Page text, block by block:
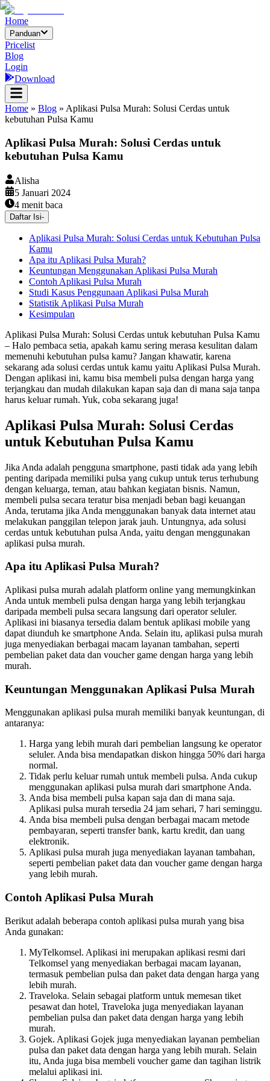
Home
Panduan
Pricelist
Blog
Login
Download
Home » Blog » Aplikasi Pulsa Murah: Solusi Cerdas untuk
kebutuhan Pulsa Kamu
Aplikasi Pulsa Murah: Solusi Cerdas untuk
kebutuhan Pulsa Kamu
Alisha
5 Januari 2024
4 menit baca
Daftar Isi-
Aplikasi Pulsa Murah: Solusi Cerdas untuk Kebutuhan Pulsa
Kamu
Apa itu Aplikasi Pulsa Murah?
Keuntungan Menggunakan Aplikasi Pulsa Murah
Contoh Aplikasi Pulsa Murah
Studi Kasus Penggunaan Aplikasi Pulsa Murah
Statistik Aplikasi Pulsa Murah
Kesimpulan
Aplikasi Pulsa Murah: Solusi Cerdas untuk kebutuhan Pulsa Kamu
– Halo pembaca setia, apakah kamu sering merasa kesulitan dalam
memenuhi kebutuhan pulsa kamu? Jangan khawatir, karena
sekarang ada solusi cerdas untuk kamu yaitu Aplikasi Pulsa Murah.
Dengan aplikasi ini, kamu bisa membeli pulsa dengan harga yang
terjangkau dan mudah dilakukan kapan saja dan di mana saja tanpa
harus keluar rumah. Yuk, coba sekarang juga!
Aplikasi Pulsa Murah: Solusi Cerdas
untuk Kebutuhan Pulsa Kamu
Jika Anda adalah pengguna smartphone, pasti tidak ada yang lebih
penting daripada memiliki pulsa yang cukup untuk terus terhubung
dengan keluarga, teman, atau bahkan kegiatan bisnis. Namun,
membeli pulsa secara teratur bisa menjadi beban bagi keuangan
Anda, terutama jika Anda menggunakan banyak data internet atau
melakukan panggilan telepon jarak jauh. Untungnya, ada solusi
cerdas untuk kebutuhan pulsa Anda, yaitu dengan menggunakan
aplikasi pulsa murah.
Apa itu Aplikasi Pulsa Murah?
Aplikasi pulsa murah adalah platform online yang memungkinkan
Anda untuk membeli pulsa dengan harga yang lebih terjangkau
daripada membeli pulsa secara langsung dari operator seluler.
Aplikasi ini biasanya tersedia dalam bentuk aplikasi mobile yang
dapat diunduh ke smartphone Anda. Selain itu, aplikasi pulsa murah
juga menyediakan berbagai macam layanan tambahan, seperti
pembelian paket data dan voucher game dengan harga yang lebih
murah.
Keuntungan Menggunakan Aplikasi Pulsa Murah
Menggunakan aplikasi pulsa murah memiliki banyak keuntungan, di
antaranya:
Harga yang lebih murah dari pembelian langsung ke operator
seluler. Anda bisa mendapatkan diskon hingga 50% dari harga
normal.
Tidak perlu keluar rumah untuk membeli pulsa. Anda cukup
menggunakan aplikasi pulsa murah dari smartphone Anda.
Anda bisa membeli pulsa kapan saja dan di mana saja.
Aplikasi pulsa murah tersedia 24 jam sehari, 7 hari seminggu.
Anda bisa membeli pulsa dengan berbagai macam metode
pembayaran, seperti transfer bank, kartu kredit, dan uang
elektronik.
Aplikasi pulsa murah juga menyediakan layanan tambahan,
seperti pembelian paket data dan voucher game dengan harga
yang lebih murah.
Contoh Aplikasi Pulsa Murah
Berikut adalah beberapa contoh aplikasi pulsa murah yang bisa
Anda gunakan:
MyTelkomsel. Aplikasi ini merupakan aplikasi resmi dari
Telkomsel yang menyediakan berbagai macam layanan,
termasuk pembelian pulsa dan paket data dengan harga yang
lebih murah.
Traveloka. Selain sebagai platform untuk memesan tiket
pesawat dan hotel, Traveloka juga menyediakan layanan
pembelian pulsa dan paket data dengan harga yang lebih
murah.
Gojek. Aplikasi Gojek juga menyediakan layanan pembelian
pulsa dan paket data dengan harga yang lebih murah. Selain
itu, Anda juga bisa membeli voucher game dan tagihan listrik
melalui aplikasi ini.